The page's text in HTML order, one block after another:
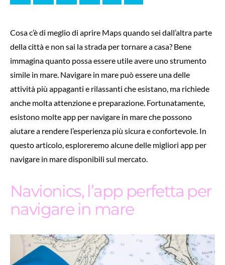
Cosa c’è di meglio di aprire Maps quando sei dall’altra parte
della città e non sai la strada per tornare a casa? Bene
immagina quanto possa essere utile avere uno strumento
simile in mare. Navigare in mare può essere una delle
attività più appaganti e rilassanti che esistano, ma richiede
anche molta attenzione e preparazione. Fortunatamente,
esistono molte app per navigare in mare che possono
aiutare a rendere l’esperienza più sicura e confortevole. In
questo articolo, esploreremo alcune delle migliori app per
navigare in mare disponibili sul mercato.
Navionics, l’app perfetta per
navigare in mare